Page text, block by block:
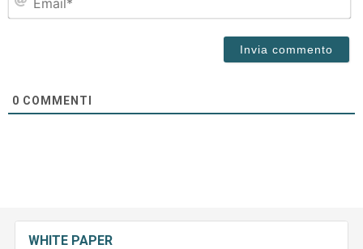
0 COMMENTI
WHITE PAPER